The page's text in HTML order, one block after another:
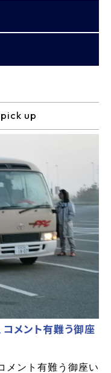
pick up
メント有難う御座
メント有難う御座い